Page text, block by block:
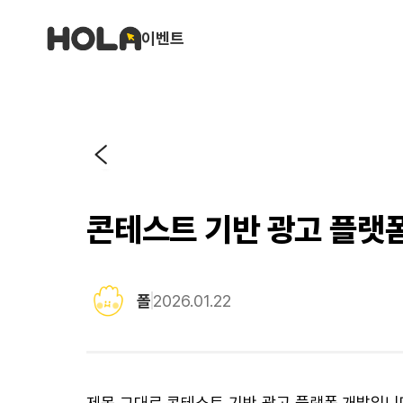
이벤트
콘테스트 기반 광고 플랫
폴2026.01.22